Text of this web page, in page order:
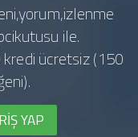
ile.
ücretsiz (150
YAP